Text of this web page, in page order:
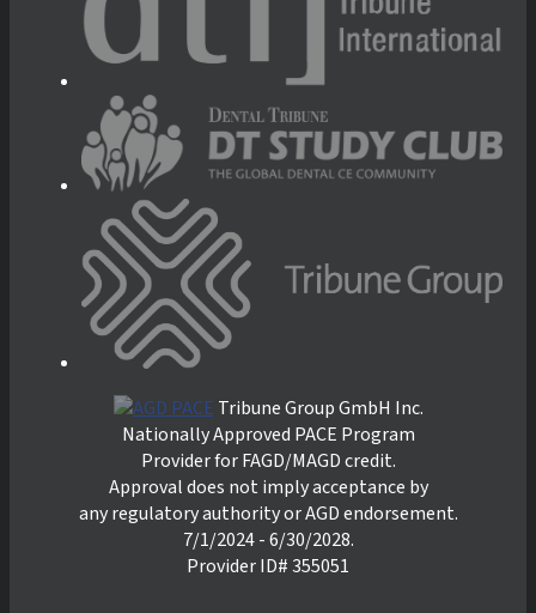
Tribune Group GmbH Inc.
Nationally Approved PACE Program
Provider for FAGD/MAGD credit.
Approval does not imply acceptance by
any regulatory authority or AGD endorsement.
7/1/2024 - 6/30/2028.
Provider ID# 355051